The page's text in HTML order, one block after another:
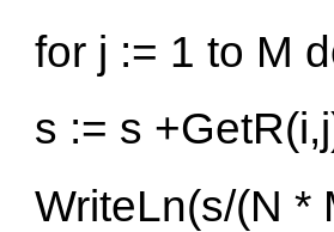
for j := 1 to M
s := s
WriteLn(s/(N *